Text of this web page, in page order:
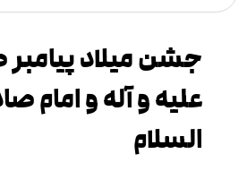
جشن میلاد پیامبر
علیه و آله و امام
السلام